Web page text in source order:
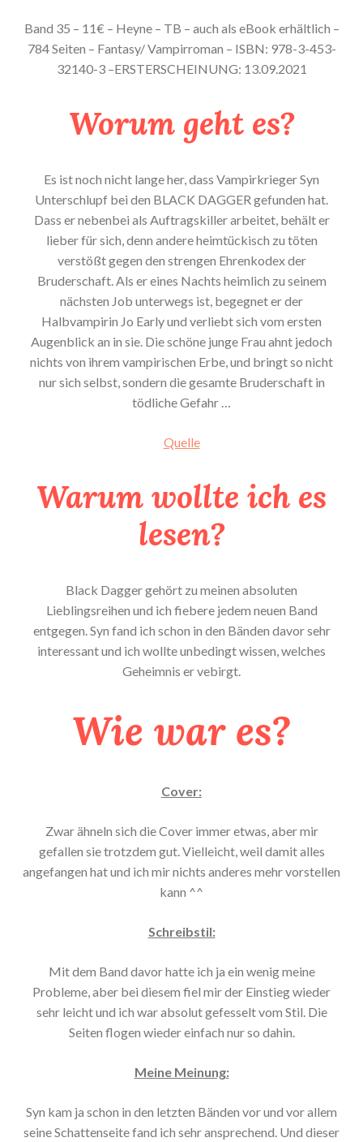
Band 35 – 11€ – Heyne – TB – auch als eBook erhältlich –
784 Seiten – Fantasy/ Vampirroman – ISBN: 978-3-453-
32140-3 –ERSTERSCHEINUNG: 13.09.2021
Worum geht es?
Es ist noch nicht lange her, dass Vampirkrieger Syn
Unterschlupf bei den BLACK DAGGER gefunden hat.
Dass er nebenbei als Auftragskiller arbeitet, behält er
lieber für sich, denn andere heimtückisch zu töten
verstößt gegen den strengen Ehrenkodex der
Bruderschaft. Als er eines Nachts heimlich zu seinem
nächsten Job unterwegs ist, begegnet er der
Halbvampirin Jo Early und verliebt sich vom ersten
Augenblick an in sie. Die schöne junge Frau ahnt jedoch
nichts von ihrem vampirischen Erbe, und bringt so nicht
nur sich selbst, sondern die gesamte Bruderschaft in
tödliche Gefahr …
Quelle
Warum wollte ich es
lesen?
Black Dagger gehört zu meinen absoluten
Lieblingsreihen und ich fiebere jedem neuen Band
entgegen. Syn fand ich schon in den Bänden davor sehr
interessant und ich wollte unbedingt wissen, welches
Geheimnis er vebirgt.
Wie war es?
Cover:
Zwar ähneln sich die Cover immer etwas, aber mir
gefallen sie trotzdem gut. Vielleicht, weil damit alles
angefangen hat und ich mir nichts anderes mehr vorstellen
kann ^^
Schreibstil:
Mit dem Band davor hatte ich ja ein wenig meine
Probleme, aber bei diesem fiel mir der Einstieg wieder
sehr leicht und ich war absolut gefesselt vom Stil. Die
Seiten flogen wieder einfach nur so dahin.
Meine Meinung:
Syn kam ja schon in den letzten Bänden vor und vor allem
seine Schattenseite fand ich sehr ansprechend. Und dieser